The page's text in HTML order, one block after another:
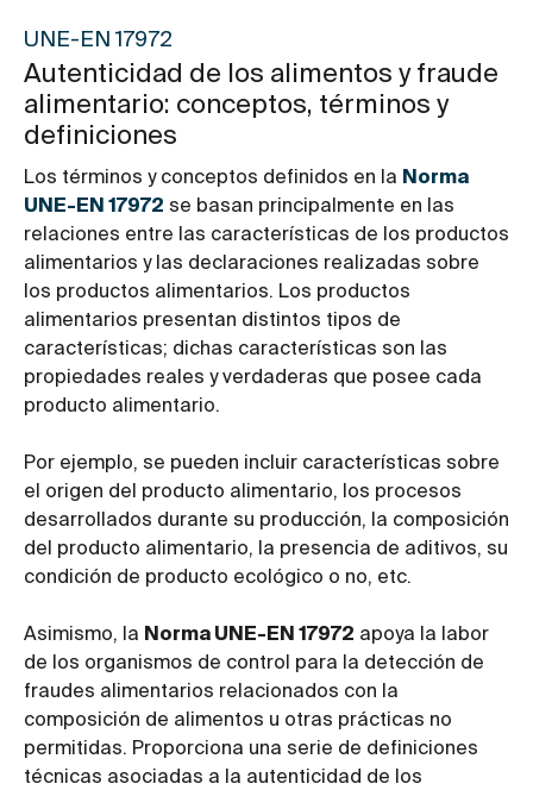
UNE-EN 17972
Autenticidad de los alimentos y fraude
alimentario: conceptos, términos y
definiciones
Los términos y conceptos definidos en la Norma
UNE-EN 17972 se basan principalmente en las
relaciones entre las características de los productos
alimentarios y las declaraciones realizadas sobre
los productos alimentarios. Los productos
alimentarios presentan distintos tipos de
características; dichas características son las
propiedades reales y verdaderas que posee cada
producto alimentario.
Por ejemplo, se pueden incluir características sobre
el origen del producto alimentario, los procesos
desarrollados durante su producción, la composición
del producto alimentario, la presencia de aditivos, su
condición de producto ecológico o no, etc.
Asimismo, la Norma UNE-EN 17972 apoya la labor
de los organismos de control para la detección de
fraudes alimentarios relacionados con la
composición de alimentos u otras prácticas no
permitidas. Proporciona una serie de definiciones
técnicas asociadas a la autenticidad de los